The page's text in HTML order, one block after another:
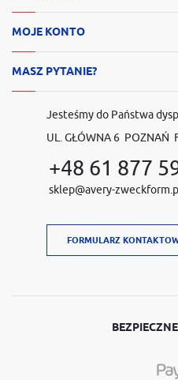
MOJE KONTO
MASZ PYTANIE?
Jesteśmy do Państwa
UL. GŁÓWNA 6 POZNAŃ
+48 61 877
sklep@avery-
FORMULARZ